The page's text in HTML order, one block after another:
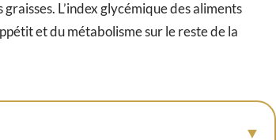
L’index glycémique des aliments
et du métabolisme sur le reste de la